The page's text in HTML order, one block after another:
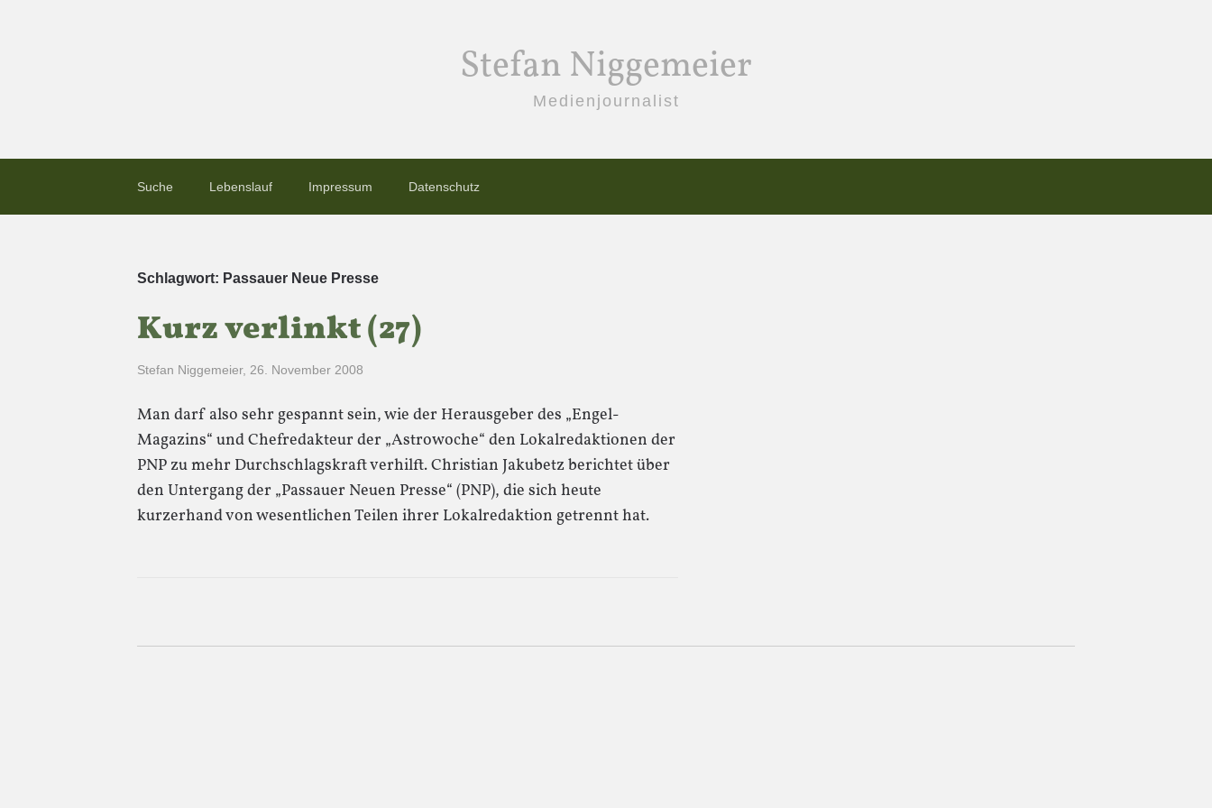
Stefan Niggemeier
Medienjournalist
Suche Lebenslauf Impressum Datenschutz
Schlagwort: Passauer Neue Presse
Kurz verlinkt (27)
Stefan Niggemeier, 26. November 2008
Man darf also sehr gespannt sein, wie der Herausgeber des „Engel-
Magazins“ und Chefredakteur der „Astrowoche“ den Lokalredaktionen der
PNP zu mehr Durchschlagskraft verhilft. Christian Jakubetz berichtet über
den Untergang der „Passauer Neuen Presse“ (PNP), die sich heute
kurzerhand von wesentlichen Teilen ihrer Lokalredaktion getrennt hat.